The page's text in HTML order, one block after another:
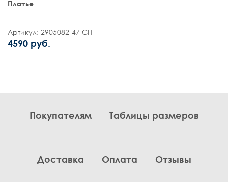
Платье
Артикул: 2905082-47 СН
4590 руб.
Покупателям Таблицы размеров
Доставка Оплата Отзывы